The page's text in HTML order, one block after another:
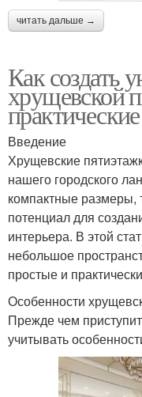
читать дальше →
Как создать
хрущевской
Введение
Хрущевские
нашего городского
компактные размеры,
потенциал для
интерьера. В этой
небольшое
простые и
Особенности
Прежде чем
учитывать